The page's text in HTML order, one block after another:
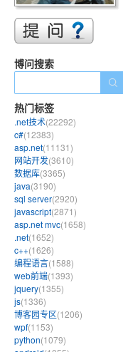
博问搜索
热门标签
.net技术(22292)
c#(12383)
asp.net(11131)
网站开发(3610)
数据库(3365)
java(3190)
sql server(2920)
javascript(2871)
asp.net mvc(1658)
.net(1652)
c++(1626)
编程语言(1588)
web前端(1393)
jquery(1355)
js(1336)
博客园专区(1206)
wpf(1153)
python(1079)